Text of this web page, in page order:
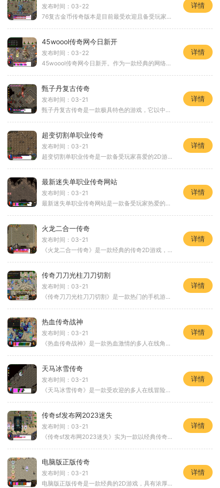
发布时间：03-22
76复古金币传奇版本是目前最受欢迎且备受玩家关注的经典网络游戏之一。这个版本带给了玩家们一种仿佛回到传奇初代时期的游戏体验，让他们可以重新感受到当年的激情与乐趣。本文
详情
45woool传奇网今日新开
发布时间：03-22
45woool传奇网今日新开。作为一款经典的网络游戏，传奇系列一直以其独特的玩法和精彩的游戏体验受到玩家们的喜爱。随着科技的不断进步，游戏的画面、音效和操作方式也得到了极大
详情
甄子丹复古传奇
发布时间：03-21
甄子丹复古传奇是一款极具特色的游戏，它以中国功夫明星甄子丹为主角，将玩家带回到了80年代的武打电影时期。在这个游戏中，玩家将扮演甄子丹，通过一系列精彩的武打招式和炫酷
详情
超变切割单职业传奇
发布时间：03-21
超变切割单职业传奇是一款备受玩家喜爱的2D游戏，它以角色扮演为主题，在万人在线的游戏世界中，玩家可以享受到丰富的游戏内容和激动人心的玩法。在超变切割单职业传奇中，玩家
详情
最新迷失单职业传奇网站
发布时间：03-21
最新迷失单职业传奇网站是一款备受玩家热爱的网络游戏。本文将为大家介绍这款游戏的具体玩法，并分享一些游戏中的精彩值得一试的特色玩法。作为一款经典的网络游戏，最新迷失
详情
火龙二合一传奇
发布时间：03-21
《火龙二合一传奇》是一款经典的传奇2D游戏，以角色扮演为主题，以万人在线的形式展示玩家间的互动和竞技。游戏故事背景设定在一个古老的仙魔之间的世界，玩家可以选择自己的角
详情
传奇刀刀光柱刀刀切割
发布时间：03-21
《传奇刀刀光柱刀刀切割》是一款热门的手机游戏，深受玩家喜爱。它集合了刀光、柱体和切割三种元素，为玩家提供了独特的游戏体验。玩家需要操作一个刀光，将它投射到柱体上。
详情
热血传奇战神
发布时间：03-21
《热血传奇战神》是一款热血激情的多人在线角色扮演游戏，由知名游戏开发商研发并发行。该游戏以其精美的画面、丰富的玩法和激烈的战斗场面而广受玩家喜爱。本文将详细介绍《
详情
天马冰雪传奇
发布时间：03-21
《天马冰雪传奇》是一款受欢迎的多人在线冒险游戏，以其独特的玩法和精美的画面设计而备受赞誉玩家将扮演一位骑士，探索一个寒冷而神秘的冰雪世界，与其他玩家互动并完成各种
详情
传奇sf发布网2023迷失
发布时间：03-21
《传奇sf发布网2023迷失》实为一款以经典传奇游戏为背景的2D角色扮演游戏，于2023年上线。与传统传奇游戏不同的是，本作具备万人在线玩家互动和沙巴克（主城）等特色，将给玩家带
详情
电脑版正版传奇
发布时间：03-21
电脑版正版传奇是一款经典的2D游戏，具有浓厚的角色扮演特色。在这个游戏中，玩家可以体验万人在线的刺激战斗，并与其他玩家进行互动。沙巴克是一个特别重要的地图，而战士职业
详情